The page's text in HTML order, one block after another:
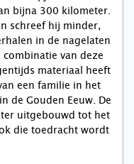
bijna 300 kilometer.
schreef hij minder,
in de nagelaten
van deze
materiaal heeft
een familie in het
de Gouden Eeuw. De
uitgebouwd tot het
die toedracht wordt